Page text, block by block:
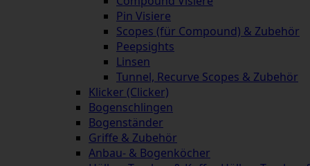
Pin Visiere
Scopes (für Compound) & Zubehör
Peepsights
Linsen
Tunnel, Recurve Scopes & Zubehör
Klicker (Clicker)
Bogenschlingen
Bogenständer
Griffe & Zubehör
Anbau- & Bogenköcher